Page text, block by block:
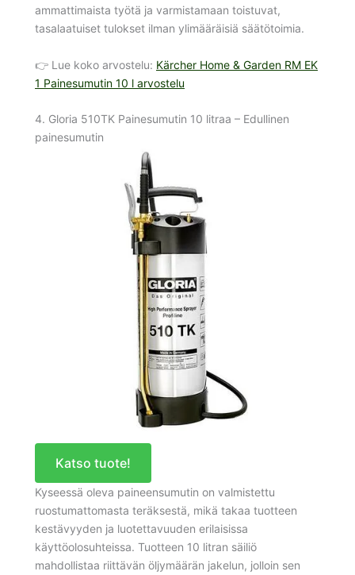
ammattimaista työtä ja varmistamaan toistuvat,
tasalaatuiset tulokset ilman ylimääräisiä säätötoimia.
👉 Lue koko arvostelu: Kärcher Home & Garden RM EK
1 Painesumutin 10 l arvostelu
4. Gloria 510TK Painesumutin 10 litraa – Edullinen
painesumutin
Katso tuote!
Kyseessä oleva paineensumutin on valmistettu
ruostumattomasta teräksestä, mikä takaa tuotteen
kestävyyden ja luotettavuuden erilaisissa
käyttöolosuhteissa. Tuotteen 10 litran säiliö
mahdollistaa riittävän öljymäärän jakelun, jolloin sen